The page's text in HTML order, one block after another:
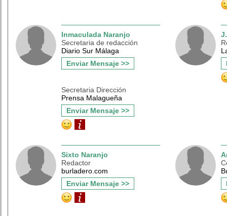
Inmaculada Naranjo
Secretaria de redacción
Diario Sur Málaga
Enviar Mensaje >>
Secretaria Dirección
Prensa Malagueña
Enviar Mensaje >>
Sixto Naranjo
Redactor
burladero.com
Enviar Mensaje >>